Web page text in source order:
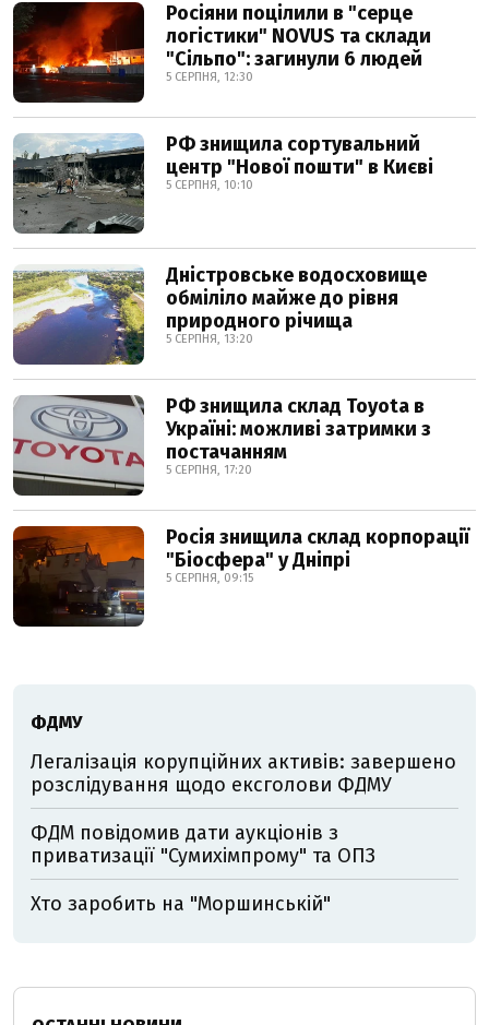
Росіяни поцілили в "серце
логістики" NOVUS та склади
"Сільпо": загинули 6 людей
5 СЕРПНЯ, 12:30
РФ знищила сортувальний
центр "Нової пошти" в Києві
5 СЕРПНЯ, 10:10
Дністровське водосховище
обміліло майже до рівня
природного річища
5 СЕРПНЯ, 13:20
РФ знищила склад Toyota в
Україні: можливі затримки з
постачанням
5 СЕРПНЯ, 17:20
Росія знищила склад корпорації
"Біосфера" у Дніпрі
5 СЕРПНЯ, 09:15
ФДМУ
Легалізація корупційних активів: завершено
розслідування щодо ексголови ФДМУ
ФДМ повідомив дати аукціонів з
приватизації "Сумихімпрому" та ОПЗ
Хто заробить на "Моршинській"